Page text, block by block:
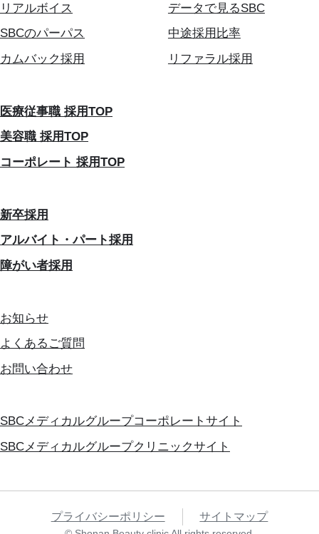
リアルボイス
データで見るSBC
SBCのパーパス
中途採用比率
カムバック採用
リファラル採用
医療従事職 採用TOP
美容職 採用TOP
コーポレート 採用TOP
新卒採用
アルバイト・パート採用
障がい者採用
お知らせ
よくあるご質問
お問い合わせ
SBCメディカルグループコーポレートサイト
SBCメディカルグループクリニックサイト
プライバシーポリシー サイトマップ